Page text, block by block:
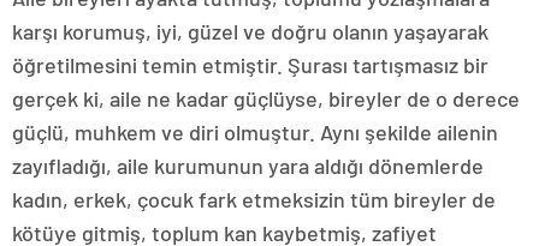
karşı korumuş, iyi, güzel ve doğru olanın yaşayarak
öğretilmesini temin etmiştir. Şurası tartışmasız bir
gerçek ki, aile ne kadar güçlüyse, bireyler de o derece
güçlü, muhkem ve diri olmuştur. Aynı şekilde ailenin
zayıfladığı, aile kurumunun yara aldığı dönemlerde
kadın, erkek, çocuk fark etmeksizin tüm bireyler de
kötüye gitmiş, toplum kan kaybetmiş, zafiyet